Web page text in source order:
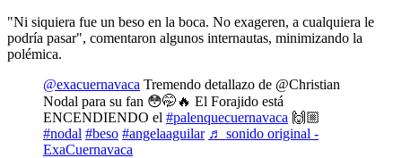
"Ni siquiera fue un beso en la boca. No exageren, a cualquiera le
podría pasar", comentaron algunos internautas, minimizando la
polémica.
@exacuernavaca Tremendo detallazo de @Christian
Nodal para su fan 😳🤭🔥 El Forajido está
ENCENDIENDO el #palenquecuernavaca 🙌🏼
#nodal #beso #angelaaguilar ♬ sonido original -
ExaCuernavaca